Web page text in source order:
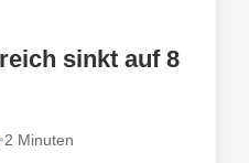
sinkt auf 8
•2 Minuten